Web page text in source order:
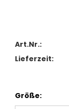
Art.Nr.:
Lieferzeit:
Größe: